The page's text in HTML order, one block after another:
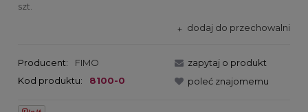
szt.
dodaj do przechowalni
Producent:
FIMO
Kod produktu:
8100-0
zapytaj o produkt
poleć znajomemu